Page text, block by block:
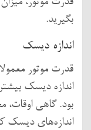
بگیرید.
اندازه دیسک
قدرت موتور
اندازه دیسک
بود. گاهی اوقات،
اندازه‌های